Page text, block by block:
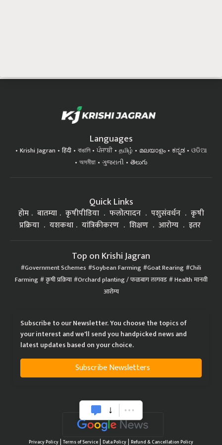
বাঙালি ਪੰਜਾਬੀ தமிழ்
অসমীয়া
ગુજરાતી తెలుగు
कृषीपीडिया फलोत्पादन
प्रक्रिया
यशकथा यांत्रिकीकरण शिक्षण आरोग्य इतर
Government Schemes Soybean Farming Goat Rearing
Farming कृषी प्रक्रिया Orchard planting / फळबाग लागवड Health मानवी
आरोग्य
your interest and we'll send you handpicked news and
latest updates based on your choice.
Subscribe Newsletters
|Data Policy |
CopyRight - 2021 Krishi Jagran Media Group. All Rights Reserved.